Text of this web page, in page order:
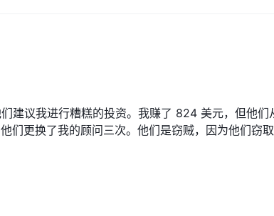
建议我进行糟糕的投资。我赚了 824 美元，但他们
们更换了我的顾问三次。他们是窃贼，因为他们窃